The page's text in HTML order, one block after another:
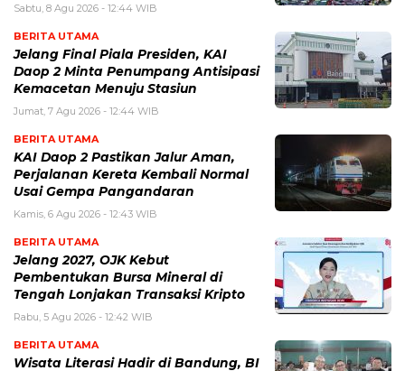
Sabtu, 8 Agu 2026 - 12:44 WIB
BERITA UTAMA
Jelang Final Piala Presiden, KAI
Daop 2 Minta Penumpang Antisipasi
Kemacetan Menuju Stasiun
Jumat, 7 Agu 2026 - 12:44 WIB
BERITA UTAMA
KAI Daop 2 Pastikan Jalur Aman,
Perjalanan Kereta Kembali Normal
Usai Gempa Pangandaran
Kamis, 6 Agu 2026 - 12:43 WIB
BERITA UTAMA
Jelang 2027, OJK Kebut
Pembentukan Bursa Mineral di
Tengah Lonjakan Transaksi Kripto
Rabu, 5 Agu 2026 - 12:42 WIB
BERITA UTAMA
Wisata Literasi Hadir di Bandung, BI